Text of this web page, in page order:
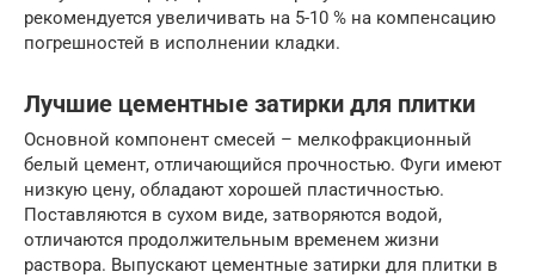
рекомендуется увеличивать на 5-10 % на компенсацию
погрешностей в исполнении кладки.
Лучшие цементные затирки для плитки
Основной компонент смесей – мелкофракционный
белый цемент, отличающийся прочностью. Фуги имеют
низкую цену, обладают хорошей пластичностью.
Поставляются в сухом виде, затворяются водой,
отличаются продолжительным временем жизни
раствора. Выпускают цементные затирки для плитки в